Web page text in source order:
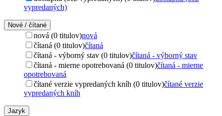
vypredaných)
Nové / čítané
nová (0 titulov)nová
čítaná (0 titulov)čítaná
čítaná - výborný stav (0 titulov)čítaná - výborný stav
čítaná - mierne opotrebovaná (0 titulov)čítaná - mierne
opotrebovaná
čítané verzie vypredaných kníh (0 titulov)čítané verzie
vypredaných kníh
Jazyk